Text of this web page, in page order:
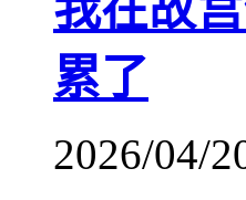
累了
2026/04/